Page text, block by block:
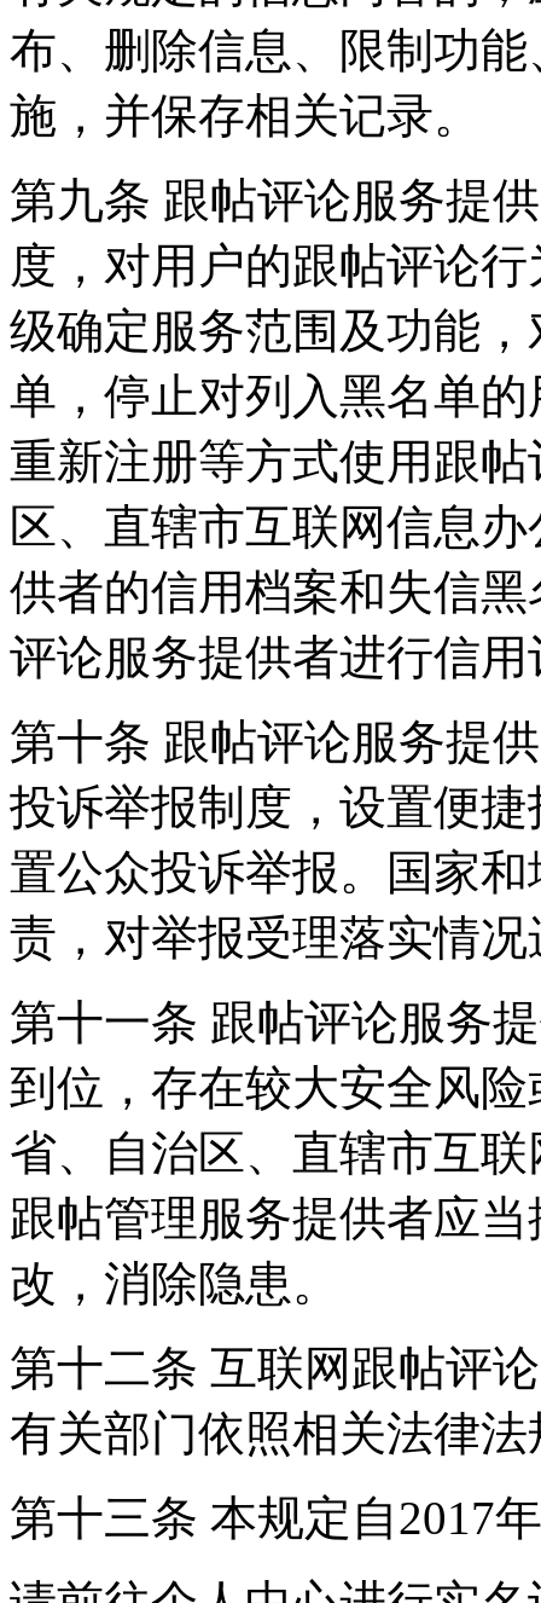
布、删除信息、限制功
施，并保存相关记录。
第九条 跟帖评论服务提
度，对用户的跟帖评论
级确定服务范围及功能
单，停止对列入黑名单
重新注册等方式使用跟
区、直辖市互联网信息
供者的信用档案和失信
评论服务提供者进行信用
第十条 跟帖评论服务提
投诉举报制度，设置便
置公众投诉举报。国家
责，对举报受理落实情
第十一条 跟帖评论服务
到位，存在较大安全风
省、自治区、直辖市互
跟帖管理服务提供者应
改，消除隐患。
第十二条 互联网跟帖评
有关部门依照相关法律
第十三条 本规定自2017